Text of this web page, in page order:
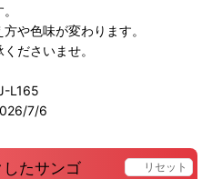
や色味が変わります。
ださいませ。
L165
7/6
たサンゴ リセット